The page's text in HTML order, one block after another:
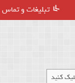
تبلیغات و تماس
کنید